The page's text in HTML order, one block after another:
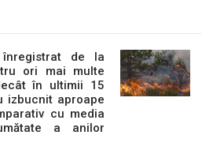
înregistrat de la
ori mai multe
în ultimii 15
izbucnit aproape
cu media
a anilor